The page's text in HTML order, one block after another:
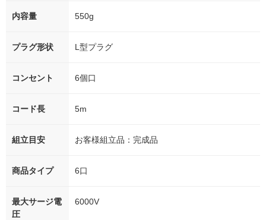
内容量 550g
プラグ形状 L型プラグ
コンセント 6個口
コード長 5m
組立目安 お客様組立品：完成品
商品タイプ 6口
最大サージ電
圧
6000V